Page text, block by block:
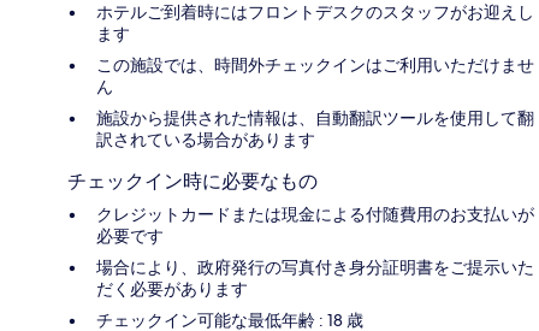
ホテルご到着時にはフロントデスクのスタッフがお迎えし
ます
この施設では、時間外チェックインはご利用いただけませ
ん
施設から提供された情報は、自動翻訳ツールを使用して翻
訳されている場合があります
チェックイン時に必要なもの
クレジットカードまたは現金による付随費用のお支払いが
必要です
場合により、政府発行の写真付き身分証明書をご提示いた
だく必要があります
チェックイン可能な最低年齢 : 18 歳